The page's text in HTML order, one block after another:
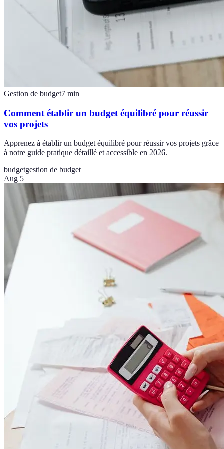
Gestion de budget7 min
Comment établir un budget équilibré pour réussir
vos projets
Apprenez à établir un budget équilibré pour réussir vos projets grâce
à notre guide pratique détaillé et accessible en 2026.
budgetgestion de budget
Aug 5